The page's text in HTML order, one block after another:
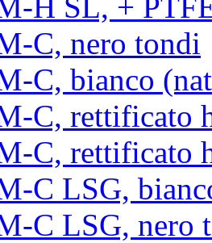
C, nero tondi
C, bianco
C, rettificato
C, rettificato
C LSG,
C LSG, nero